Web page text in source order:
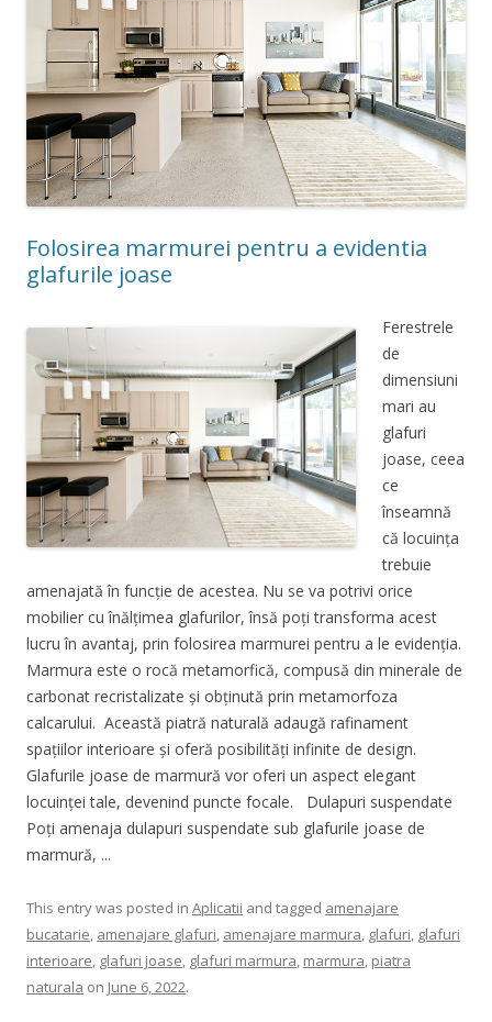
Folosirea marmurei pentru a evidentia
glafurile joase
Ferestrele
de
dimensiuni
mari au
glafuri
joase, ceea
ce
înseamnă
că locuința
trebuie
amenajată în funcție de acestea. Nu se va potrivi orice
mobilier cu înălțimea glafurilor, însă poți transforma acest
lucru în avantaj, prin folosirea marmurei pentru a le evidenția.
Marmura este o rocă metamorfică, compusă din minerale de
carbonat recristalizate și obținută prin metamorfoza
calcarului. Această piatră naturală adaugă rafinament
spațiilor interioare și oferă posibilități infinite de design.
Glafurile joase de marmură vor oferi un aspect elegant
locuinței tale, devenind puncte focale. Dulapuri suspendate
Poți amenaja dulapuri suspendate sub glafurile joase de
marmură, ...
This entry was posted in Aplicatii and tagged amenajare
bucatarie, amenajare glafuri, amenajare marmura, glafuri, glafuri
interioare, glafuri joase, glafuri marmura, marmura, piatra
naturala on June 6, 2022.